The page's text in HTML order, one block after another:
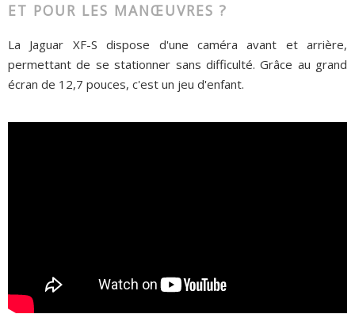
ET POUR LES MANŒUVRES ?
La Jaguar XF-S dispose d'une caméra avant et arrière,
permettant de se stationner sans difficulté. Grâce au grand
écran de 12,7 pouces, c'est un jeu d'enfant.